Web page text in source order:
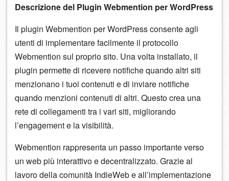
Descrizione del Plugin Webmention per WordPress
Il plugin Webmention per WordPress consente agli
utenti di implementare facilmente il protocollo
Webmention sul proprio sito. Una volta installato, il
plugin permette di ricevere notifiche quando altri siti
menzionano i tuoi contenuti e di inviare notifiche
quando menzioni contenuti di altri. Questo crea una
rete di collegamenti tra i vari siti, migliorando
l’engagement e la visibilità.
Webmention rappresenta un passo importante verso
un web più interattivo e decentralizzato. Grazie al
lavoro della comunità IndieWeb e all’implementazione